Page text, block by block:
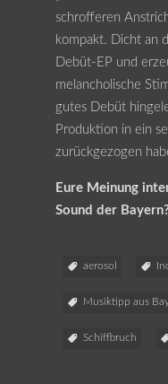
schrofferen
kompakt. Dicht an
Debüt-EP und
melancholische
gutes Debüt
Produktion in ein
zurückgezogen
Eure Meinung
Sound der
aerosol
Musiktipp aus
Schiffbruch